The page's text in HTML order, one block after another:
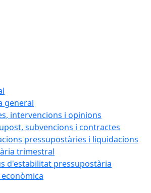
general
intervencions i opinions
subvencions i contractes
pressupostàries i liquidacions
trimestral
d'estabilitat pressupostària